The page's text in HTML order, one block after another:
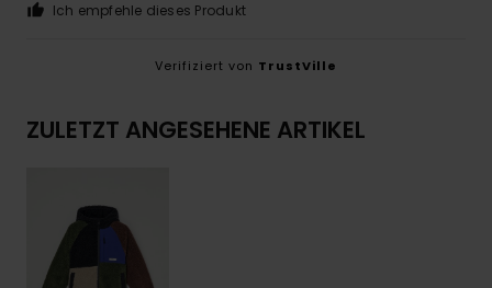
Ich empfehle dieses Produkt
Verifiziert von TrustVille
ZULETZT ANGESEHENE ARTIKEL